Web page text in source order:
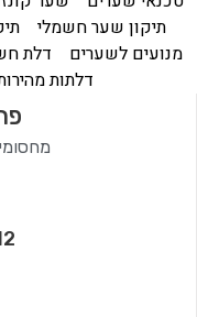
תיקון שער חשמלי
מנועים לשערים
דלת
דלתות